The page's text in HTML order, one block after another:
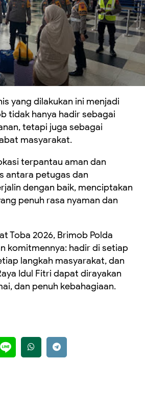
yang dilakukan ini menjadi
tidak hanya hadir sebagai
tetapi juga sebagai
masyarakat.
terpantau aman dan
antara petugas dan
dengan baik, menciptakan
penuh rasa nyaman dan
Toba 2026, Brimob Polda
komitmennya: hadir di setiap
langkah masyarakat, dan
Idul Fitri dapat dirayakan
dan penuh kebahagiaan.